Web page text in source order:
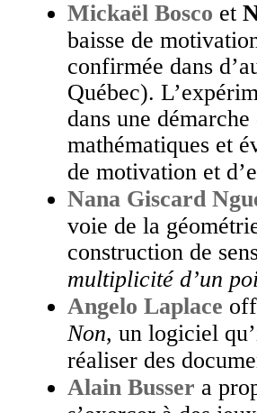
Mickaël Bosco et
baisse de
confirmée dans
Québec).
dans une
mathématiques et
de motivation et
Nana Giscard
voie de la
construction de
multiplicité d’un
Angelo Laplace
Non, un logiciel
réaliser des
Alain Busser a